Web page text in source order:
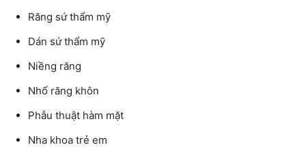
Răng sứ thẩm mỹ
Dán sứ thẩm mỹ
Niềng răng
Nhổ răng khôn
Phẫu thuật hàm mặt
Nha khoa trẻ em